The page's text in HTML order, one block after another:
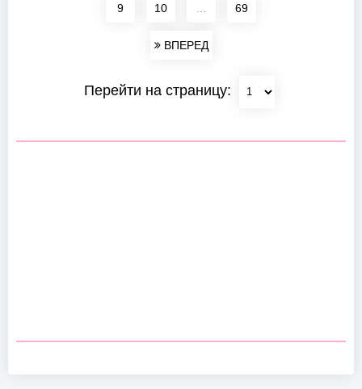
9 10 69
ВПЕРЕД
Перейти на страницу: